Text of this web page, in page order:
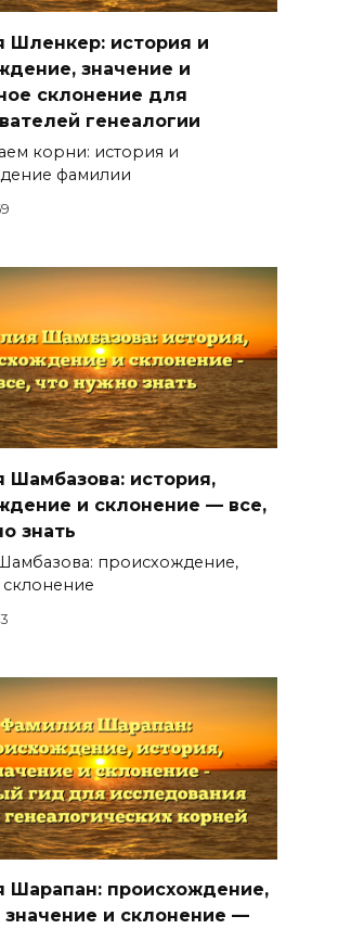
Шленкер: история и
значение и
склонение для
генеалогии
корни: история и
фамилии
Шамбазова: история,
и склонение — все,
знать
происхождение,
Шарапан: происхождение,
значение и склонение —